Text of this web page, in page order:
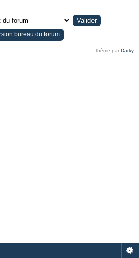
bureau du forum
thème par Darky